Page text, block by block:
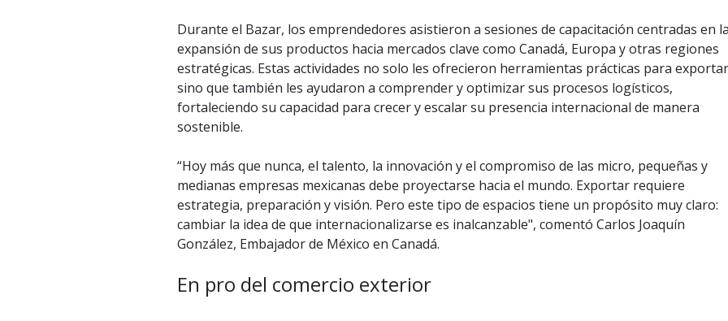
Durante el Bazar, los emprendedores asistieron a sesiones de capacitación centradas en
expansión de sus productos hacia mercados clave como Canadá, Europa y otras regiones
estratégicas. Estas actividades no solo les ofrecieron herramientas prácticas para
sino que también les ayudaron a comprender y optimizar sus procesos logísticos,
fortaleciendo su capacidad para crecer y escalar su presencia internacional de manera
sostenible.
“Hoy más que nunca, el talento, la innovación y el compromiso de las micro, pequeñas y
medianas empresas mexicanas debe proyectarse hacia el mundo. Exportar requiere
estrategia, preparación y visión. Pero este tipo de espacios tiene un propósito muy claro:
cambiar la idea de que internacionalizarse es inalcanzable", comentó Carlos Joaquín
González, Embajador de México en Canadá.
En pro del comercio exterior